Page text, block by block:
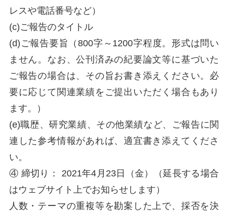
レスや電話番号など）
(c)ご報告のタイトル
(d)ご報告要旨（800字～1200字程度。形式は問い
ません。なお、公刊済みの紀要論文等に基づいた
ご報告の場合は、その旨お書き添えください。必
要に応じて関連業績をご提出いただく場合もあり
ます。）
(e)職歴、研究業績、その他業績など、ご報告に関
連した参考情報があれば、適宜書き添えてくださ
い。
④ 締切り： 2021年4月23日（金）（延長する場合
はウェブサイト上でお知らせします）
人数・テーマの重複等を勘案した上で、採否を決